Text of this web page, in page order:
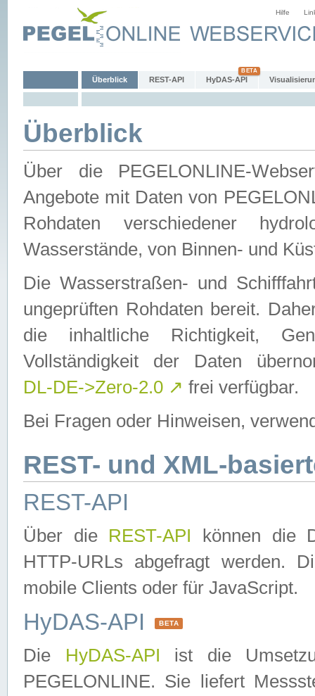
Hilfe
Überblick REST-API HyDAS-API
Überblick
Über die PEGELONLINE-
Angebote mit Daten von
Rohdaten verschiedener
Wasserstände, von Binnen- und
Die Wasserstraßen- und
ungeprüften Rohdaten bereit.
die inhaltliche Richtigkeit,
Vollständigkeit der Daten
DL-DE->Zero-2.0 ↗ frei verfügbar.
Bei Fragen oder Hinweisen,
REST- und XML-
REST-API
Über die REST-API können die
HTTP-URLs abgefragt werden.
mobile Clients oder für JavaScript.
HyDAS-API BETA
Die HyDAS-API ist die
PEGELONLINE. Sie liefert